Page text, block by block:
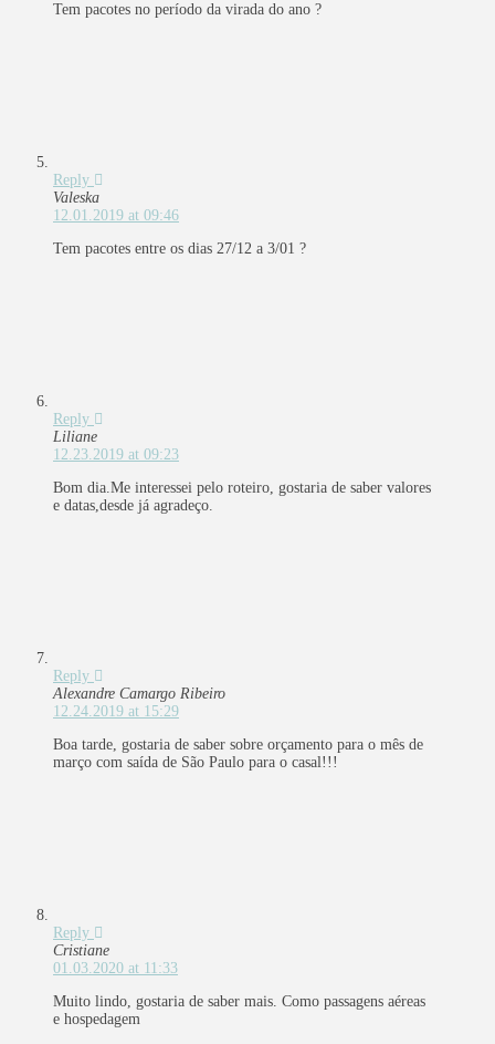
Tem pacotes no período da virada do ano ?
Reply
Valeska
12.01.2019 at 09:46
Tem pacotes entre os dias 27/12 a 3/01 ?
Reply
Liliane
12.23.2019 at 09:23
Bom dia.Me interessei pelo roteiro, gostaria de saber valores
e datas,desde já agradeço.
Reply
Alexandre Camargo Ribeiro
12.24.2019 at 15:29
Boa tarde, gostaria de saber sobre orçamento para o mês de
março com saída de São Paulo para o casal!!!
Reply
Cristiane
01.03.2020 at 11:33
Muito lindo, gostaria de saber mais. Como passagens aéreas
e hospedagem